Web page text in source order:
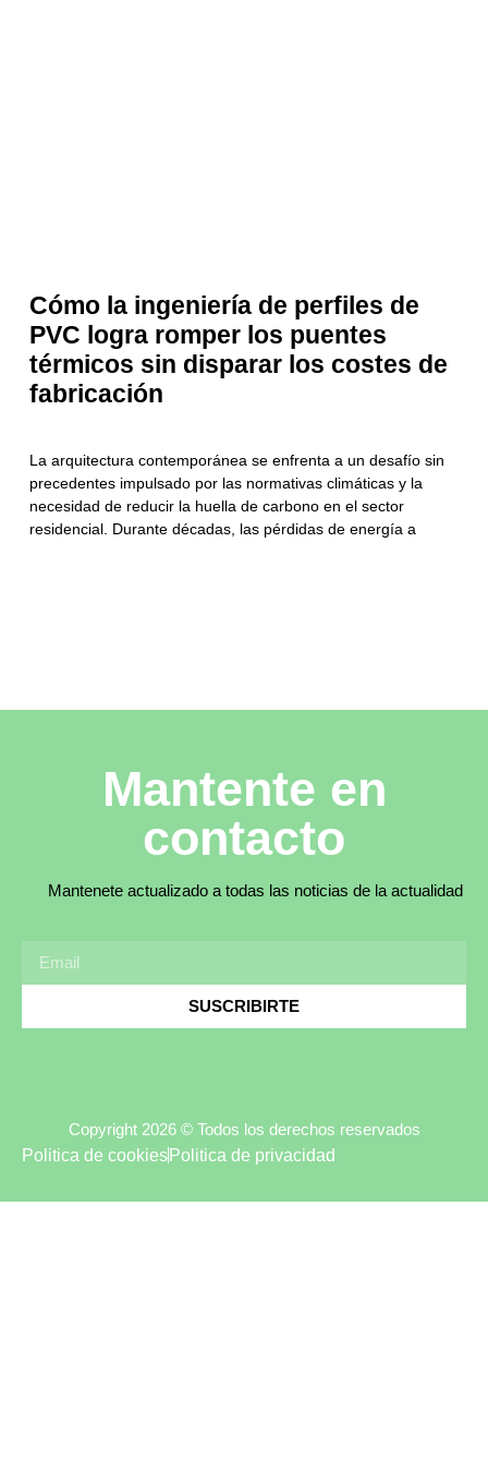
Cómo la ingeniería de perfiles de
PVC logra romper los puentes
térmicos sin disparar los costes de
fabricación
La arquitectura contemporánea se enfrenta a un desafío sin
precedentes impulsado por las normativas climáticas y la
necesidad de reducir la huella de carbono en el sector
residencial. Durante décadas, las pérdidas de energía a
Mantente en
contacto
Mantenete actualizado a todas las noticias de la actualidad
SUSCRIBIRTE
Copyright 2026 © Todos los derechos reservados
Politica de cookies Politica de privacidad